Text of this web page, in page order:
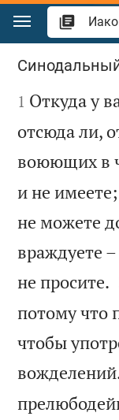
Перейти к
Иакова 4

1 Откуда у
отсюда ли,
воюющих в
и не
не можете
враждуете
не просите.
потому что
чтобы